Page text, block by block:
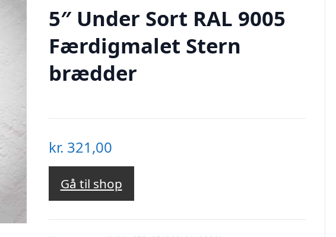
5″ Under Sort RAL 9005
Færdigmalet Stern
brædder
kr. 321,00
Gå til shop